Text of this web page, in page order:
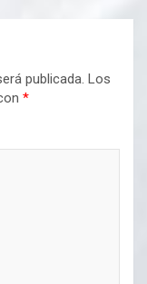
publicada. Los
*